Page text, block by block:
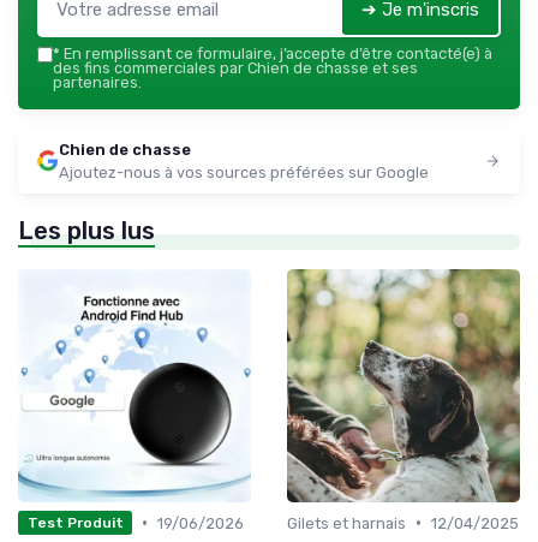
➔ Je m'inscris
* En remplissant ce formulaire, j’accepte d’être contacté(e) à
des fins commerciales par Chien de chasse et ses
partenaires.
Chien de chasse
Ajoutez-nous à vos sources préférées sur Google
Les plus lus
Test Produit • 19/06/2026
Gilets et harnais • 12/04/2025